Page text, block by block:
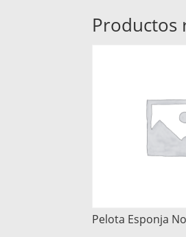
Productos
Pelota Esponja